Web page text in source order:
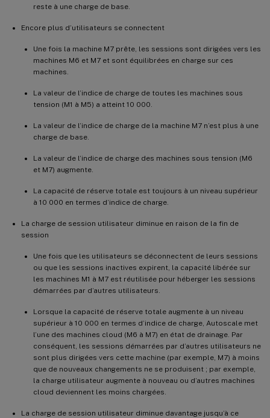
reste à une charge de base.
Encore plus d’utilisateurs se connectent
Une fois la machine M7 prête, les sessions sont dirigées vers les
machines M6 et M7 et sont équilibrées en charge sur ces
machines.
La valeur de l’indice de charge de toutes les machines sous
tension (M1 à M5) a atteint 10 000.
La valeur de l’indice de charge de la machine M7 n’est plus à une
charge de base.
La valeur de l’indice de charge des machines sous tension (M6
et M7) augmente.
La capacité de réserve totale est toujours à un niveau supérieur
à 10 000 en termes d’indice de charge.
La charge de session utilisateur diminue en raison de la fin de
session
Une fois que les utilisateurs se déconnectent de leurs sessions
ou que les sessions inactives expirent, la capacité libérée sur
les machines M1 à M7 est réutilisée pour héberger les sessions
démarrées par d’autres utilisateurs.
Lorsque la capacité de réserve totale augmente à un niveau
supérieur à 10 000 en termes d’indice de charge, Autoscale met
l’une des machines cloud (M6 à M7) en état de drainage. Par
conséquent, les sessions démarrées par d’autres utilisateurs ne
sont plus dirigées vers cette machine (par exemple, M7) à moins
que de nouveaux changements ne se produisent ; par exemple,
la charge utilisateur augmente à nouveau ou d’autres machines
cloud deviennent les moins chargées.
La charge de session utilisateur diminue davantage jusqu’à ce